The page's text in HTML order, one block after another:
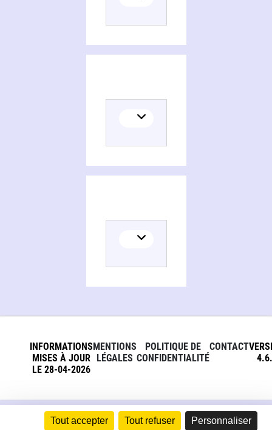
Tout accepter Tout refuser Personnaliser
INFORMATIONS
MISES À JOUR
LE 28-04-2026
MENTIONS
LÉGALES
POLITIQUE DE
CONFIDENTIALITÉ
CONTACT